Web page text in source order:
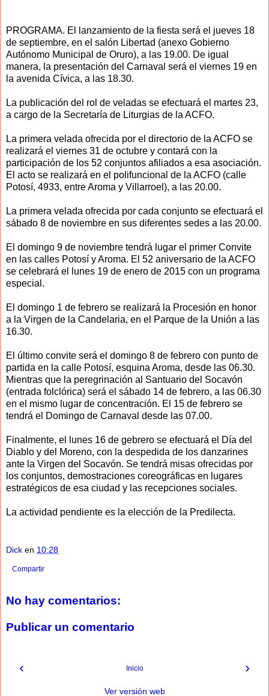
PROGRAMA. El lanzamiento de la fiesta será el jueves 18
de septiembre, en el salón Libertad (anexo Gobierno
Autónomo Municipal de Oruro), a las 19.00. De igual
manera, la presentación del Carnaval será el viernes 19 en
la avenida Cívica, a las 18.30.
La publicación del rol de veladas se efectuará el martes 23,
a cargo de la Secretaría de Liturgias de la ACFO.
La primera velada ofrecida por el directorio de la ACFO se
realizará el viernes 31 de octubre y contará con la
participación de los 52 conjuntos afiliados a esa asociación.
El acto se realizará en el polifuncional de la ACFO (calle
Potosí, 4933, entre Aroma y Villarroel), a las 20.00.
La primera velada ofrecida por cada conjunto se efectuará el
sábado 8 de noviembre en sus diferentes sedes a las 20.00.
El domingo 9 de noviembre tendrá lugar el primer Convite
en las calles Potosí y Aroma. El 52 aniversario de la ACFO
se celebrará el lunes 19 de enero de 2015 con un programa
especial.
El domingo 1 de febrero se realizará la Procesión en honor
a la Virgen de la Candelaria, en el Parque de la Unión a las
16.30.
El último convite será el domingo 8 de febrero con punto de
partida en la calle Potosí, esquina Aroma, desde las 06.30.
Mientras que la peregrinación al Santuario del Socavón
(entrada folclórica) será el sábado 14 de febrero, a las 06.30
en el mismo lugar de concentración. El 15 de febrero se
tendrá el Domingo de Carnaval desde las 07.00.
Finalmente, el lunes 16 de gebrero se efectuará el Día del
Diablo y del Moreno, con la despedida de los danzarines
ante la Virgen del Socavón. Se tendrá misas ofrecidas por
los conjuntos, demostraciones coreográficas en lugares
estratégicos de esa ciudad y las recepciones sociales.
La actividad pendiente es la elección de la Predilecta.
Dick en 10:28
Compartir
No hay comentarios:
Publicar un comentario
‹ ›
Inicio
Ver versión web